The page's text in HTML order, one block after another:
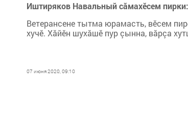
Иштиряков Навальный сăмахӗсем
Ветерансене тытма юрамасть, вӗсем
хучӗ. Хăйӗн шухăшӗ пур çынна, вăрçа
07 июня 2020, 09:10